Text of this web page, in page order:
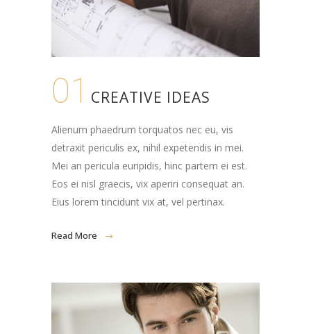
01 CREATIVE IDEAS
Alienum phaedrum torquatos nec eu, vis
detraxit periculis ex, nihil expetendis in mei.
Mei an pericula euripidis, hinc partem ei est.
Eos ei nisl graecis, vix aperiri consequat an.
Eius lorem tincidunt vix at, vel pertinax.
Read More